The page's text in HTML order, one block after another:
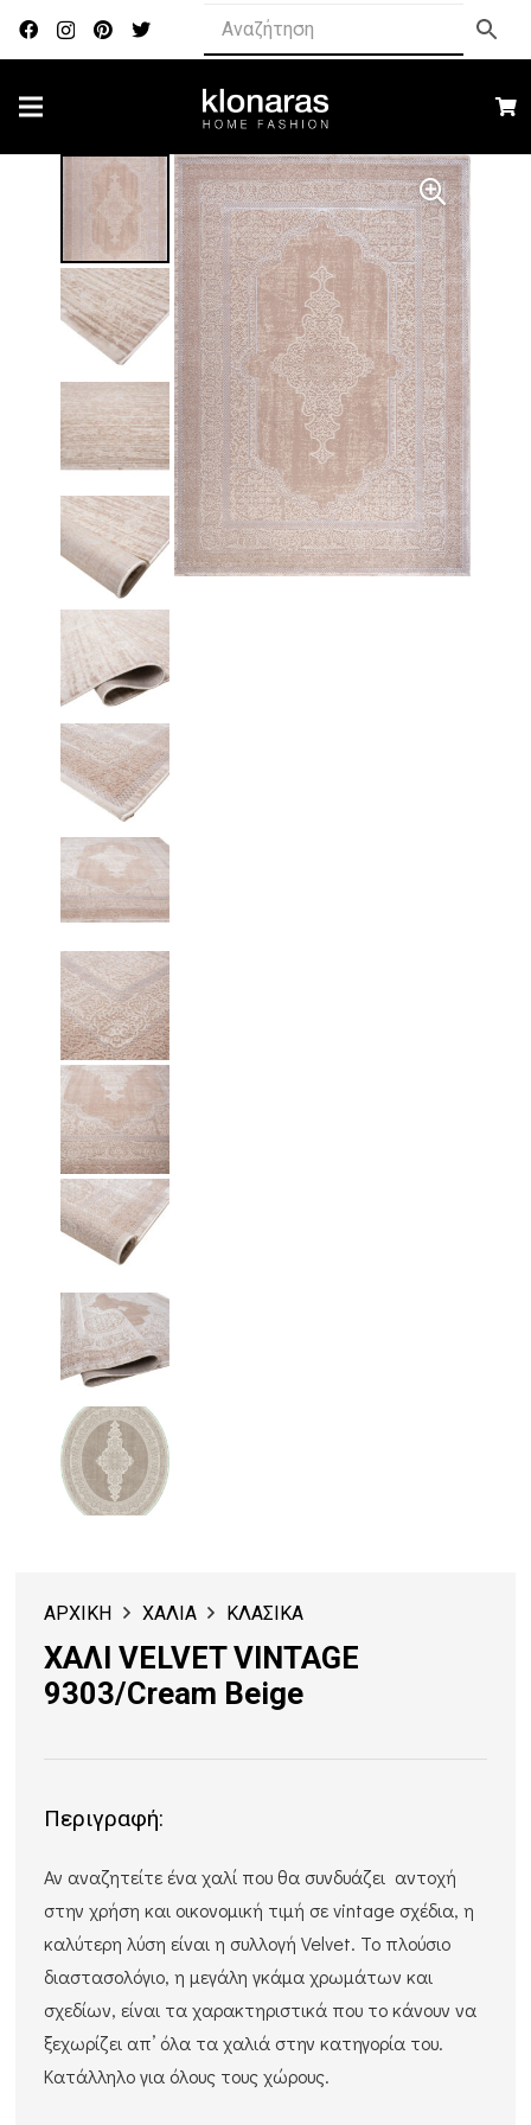
ΑΡΧΙΚΗ ΧΑΛΙΑ ΚΛΑΣΙΚΑ
ΧΑΛΙ VELVET VINTAGE
9303/Cream Beige
Περιγραφή:
Αν αναζητείτε ένα χαλί που θα συνδυάζει αντοχή
στην χρήση και οικονομική τιμή σε vintage σχέδια, η
καλύτερη λύση είναι η συλλογή Velvet. Το πλούσιο
διαστασολόγιο, η μεγάλη γκάμα χρωμάτων και
σχεδίων, είναι τα χαρακτηριστικά που το κάνουν να
ξεχωρίζει απ’ όλα τα χαλιά στην κατηγορία του.
Κατάλληλο για όλους τους χώρους.